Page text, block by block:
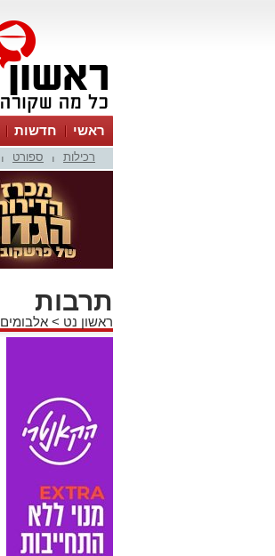
ראשי חדשות
רכילות ספורט
תרבות
ראשון נט > אלבומים